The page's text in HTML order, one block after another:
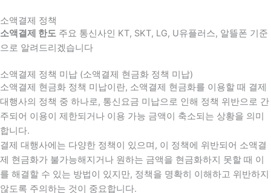
소액결제 정책
소액결제 한도 주요 통신사인 KT, SKT, LG, U유플러스, 알뜰폰 기준
으로 알려드리겠습니다
소액결제 정책 미납 (소액결제 현금화 정책 미납)
소액결제 현금화 정책 미납이란, 소액결제 현금화를 이용할 때 결제
대행사의 정책 중 하나로, 통신요금 미납으로 인해 정책 위반으로 간
주되어 이용이 제한되거나 이용 가능 금액이 축소되는 상황을 의미
합니다.
결제 대행사에는 다양한 정책이 있으며, 이 정책에 위반되어 소액결
제 현금화가 불가능해지거나 원하는 금액을 현금화하지 못할 때 이
를 해결할 수 있는 방법이 있지만, 정책을 명확히 이해하고 위반하지
않도록 주의하는 것이 중요합니다.